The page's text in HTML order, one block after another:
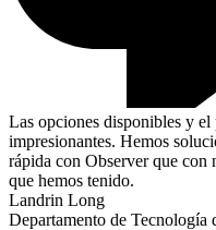
Las opciones disponibles y
impresionantes. Hemos
rápida con Observer que con
que hemos tenido.
Landrin Long
Departamento de Tecnología